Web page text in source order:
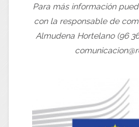
Para más información
con la responsable de
Almudena Hortelano (96